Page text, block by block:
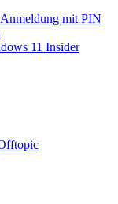
mit PIN
11 Insider